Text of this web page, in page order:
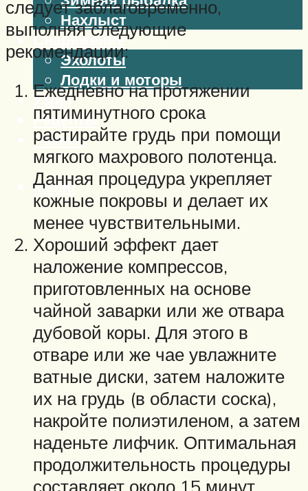
Нахлыст
Снаряжение
Эхолоты
Лодки и моторы
Узлы
Рецепты
Разное
Меню
следует заблаговременно,
выполняя следующие
рекомендации:
Ежедневно на протяжении
пятиминутного срока
растирайте грудь при помощи
мягкого махрового полотенца.
Данная процедура укрепляет
кожные покровы и делает их
менее чувствительными.
Хороший эффект дает
наложение компрессов,
приготовленных на основе
чайной заварки или же отвара
дубовой коры. Для этого в
отваре или же чае увлажните
ватные диски, затем наложите
их на грудь (в области соска),
накройте полиэтиленом, а затем
наденьте лифчик. Оптимальная
продолжительность процедуры
составляет около 15 минут.